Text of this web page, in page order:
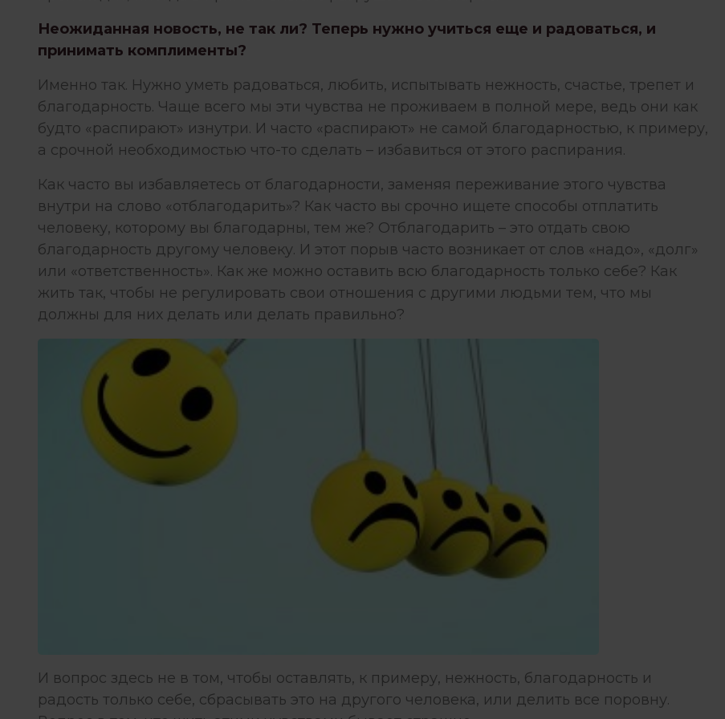
Неожиданная новость, не так ли? Теперь нужно учиться еще и радоваться, и
принимать комплименты?
Именно так. Нужно уметь радоваться, любить, испытывать нежность, счастье, трепет и
благодарность. Чаще всего мы эти чувства не проживаем в полной мере, ведь они как
будто «распирают» изнутри. И часто «распирают» не самой благодарностью, к примеру,
а срочной необходимостью что-то сделать – избавиться от этого распирания.
Как часто вы избавляетесь от благодарности, заменяя переживание этого чувства
внутри на слово «отблагодарить»? Как часто вы срочно ищете способы отплатить
человеку, которому вы благодарны, тем же? Отблагодарить – это отдать свою
благодарность другому человеку. И этот порыв часто возникает от слов «надо», «долг»
или «ответственность». Как же можно оставить всю благодарность только себе? Как
жить так, чтобы не регулировать свои отношения с другими людьми тем, что мы
должны для них делать или делать правильно?
И вопрос здесь не в том, чтобы оставлять, к примеру, нежность, благодарность и
радость только себе, сбрасывать это на другого человека, или делить все поровну.